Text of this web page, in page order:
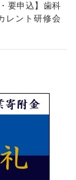
要申込】歯科
レント研修会